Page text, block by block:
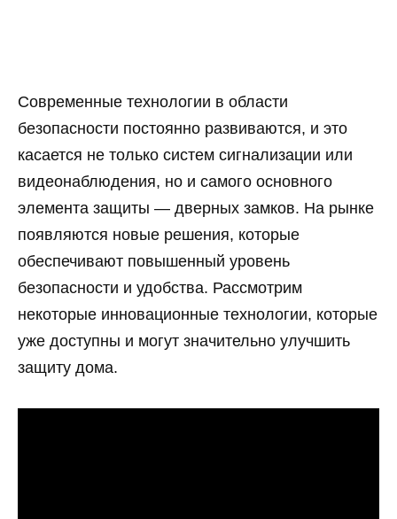
Современные технологии в области
безопасности постоянно развиваются, и это
касается не только систем сигнализации или
видеонаблюдения, но и самого основного
элемента защиты — дверных замков. На рынке
появляются новые решения, которые
обеспечивают повышенный уровень
безопасности и удобства. Рассмотрим
некоторые инновационные технологии, которые
уже доступны и могут значительно улучшить
защиту дома.